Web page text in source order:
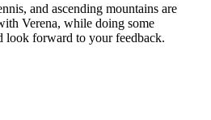
and ascending mountains are
Verena, while doing some
look forward to your feedback.